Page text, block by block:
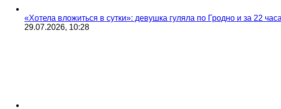
«Хотела вложиться в сутки»: девушка гуляла по Гродно и за 22
29.07.2026, 10:28